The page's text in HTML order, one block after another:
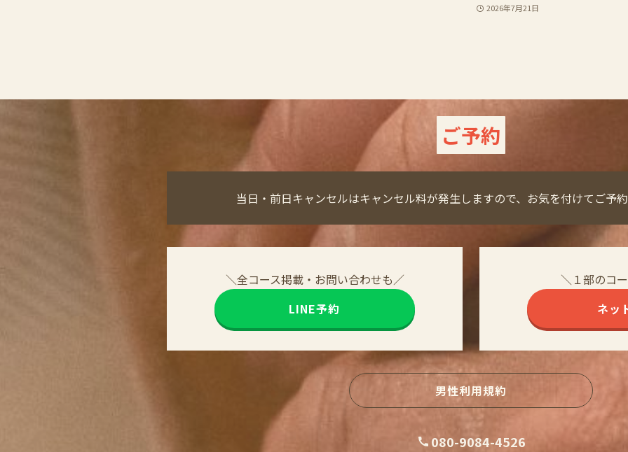
2026年7月21日
ご予約
当日・前日キャンセルはキャンセル料が発生しますので、お気を付けてご予約
＼全コース掲載・お問い合わせも／
LINE予約
＼１部のコ
ネッ
男性利用規約
080-9084-4526